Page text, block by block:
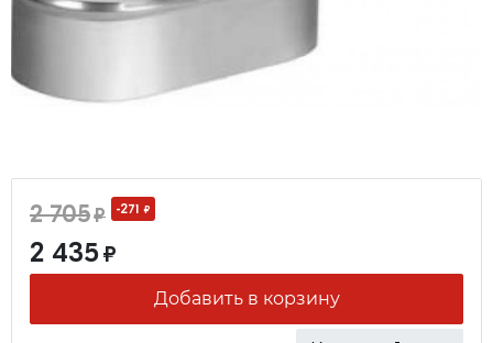
2 705₽ -271 ₽
2 435₽
Добавить в корзину